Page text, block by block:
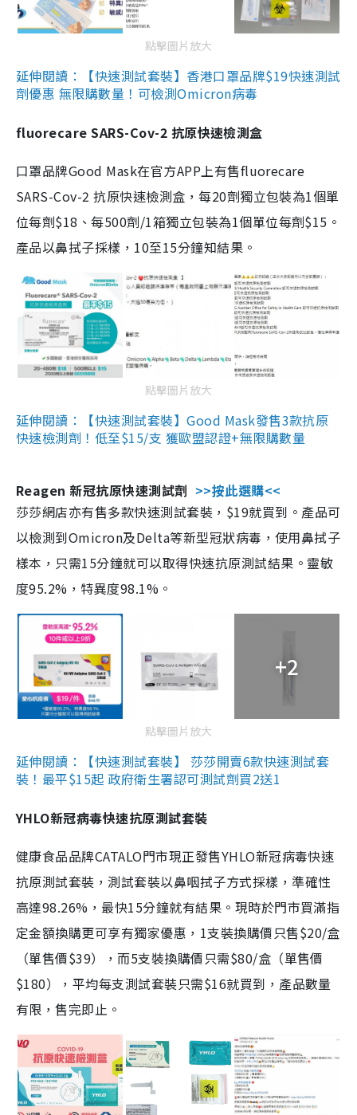
點擊圖片放大
延伸閱讀：【快速測試套裝】香港口罩品牌$19快速測試
劑優惠 無限購數量！可檢測Omicron病毒
fluorecare SARS-Cov-2 抗原快速檢測盒
口罩品牌Good Mask在官方APP上有售fluorecare
SARS-Cov-2 抗原快速檢測盒，每20劑獨立包裝為1個單
位每劑$18、每500劑/1箱獨立包裝為1個單位每劑$15。
產品以鼻拭子採樣，10至15分鐘知結果。
點擊圖片放大
延伸閱讀：【快速測試套裝】Good Mask發售3款抗原
快速檢測劑！低至$15/支 獲歐盟認證+無限購數量
Reagen 新冠抗原快速測試劑 >>按此選購<<
莎莎網店亦有售多款快速測試套裝，$19就買到。產品可
以檢測到Omicron及Delta等新型冠狀病毒，使用鼻拭子
樣本，只需15分鐘就可以取得快速抗原測試結果。靈敏
度95.2%，特異度98.1%。
+2
點擊圖片放大
延伸閱讀：【快速測試套裝】 莎莎開賣6款快速測試套
裝！最平$15起 政府衛生署認可測試劑買2送1
YHLO新冠病毒快速抗原測試套裝
健康食品品牌CATALO門市現正發售YHLO新冠病毒快速
抗原測試套裝，測試套裝以鼻咽拭子方式採樣，準確性
高達98.26%，最快15分鐘就有結果。現時於門市買滿指
定金額換購更可享有獨家優惠，1支裝換購價只售$20/盒
（單售價$39），而5支裝換購價只需$80/盒（單售價
$180），平均每支測試套裝只需$16就買到，產品數量
有限，售完即止。